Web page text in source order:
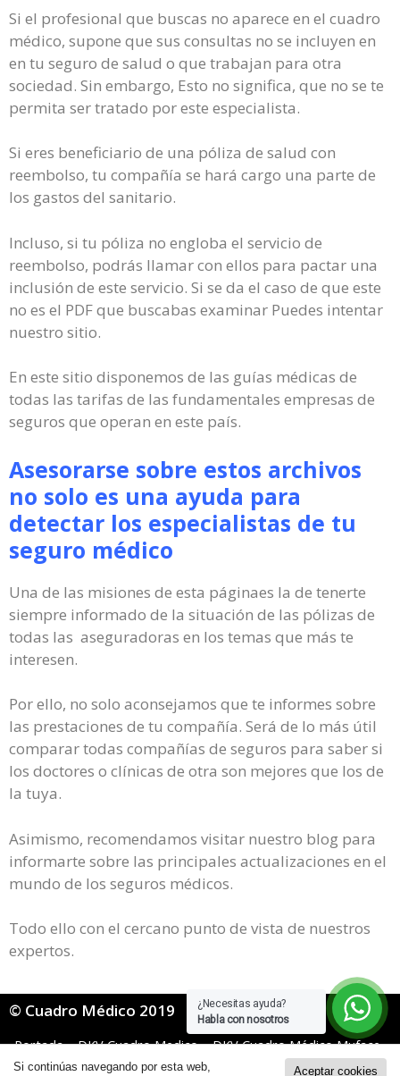
¿Necesitas ayuda?
Habla con nosotros
Si el profesional que buscas no aparece en el cuadro
médico, supone que sus consultas no se incluyen en
en tu seguro de salud o que trabajan para otra
sociedad. Sin embargo, Esto no significa, que no se te
permita ser tratado por este especialista.
Si eres beneficiario de una póliza de salud con
reembolso, tu compañía se hará cargo una parte de
los gastos del sanitario.
Incluso, si tu póliza no engloba el servicio de
reembolso, podrás llamar con ellos para pactar una
inclusión de este servicio. Si se da el caso de que este
no es el PDF que buscabas examinar Puedes intentar
nuestro sitio.
En este sitio disponemos de las guías médicas de
todas las tarifas de las fundamentales empresas de
seguros que operan en este país.
Asesorarse sobre estos archivos
no solo es una ayuda para
detectar los especialistas de tu
seguro médico
Una de las misiones de esta páginaes la de tenerte
siempre informado de la situación de las pólizas de
todas las aseguradoras en los temas que más te
interesen.
Por ello, no solo aconsejamos que te informes sobre
las prestaciones de tu compañía. Será de lo más útil
comparar todas compañías de seguros para saber si
los doctores o clínicas de otra son mejores que los de
la tuya.
Asimismo, recomendamos visitar nuestro blog para
informarte sobre las principales actualizaciones en el
mundo de los seguros médicos.
Todo ello con el cercano punto de vista de nuestros
expertos.
© Cuadro Médico 2019
Portada»DKV Cuadro Medico»DKV Cuadro Médico Muface»
Dkv Muface Cuadro Medico Jaén
Aceptar cookies
Si continúas navegando por esta web,